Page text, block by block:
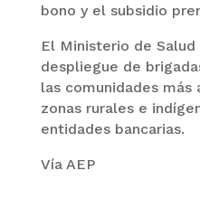
bono y el subsidio
El Ministerio de
despliegue de
las comunidades más
zonas rurales e
entidades bancarias.
Vía AEP